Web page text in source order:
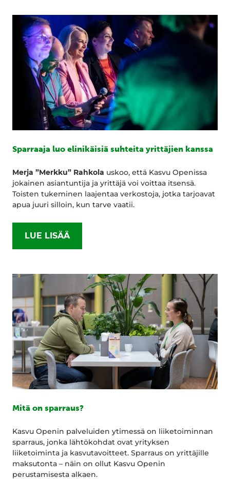
Sparraaja luo elinikäisiä suhteita yrittäjien kanssa
Merja ”Merkku” Rahkola uskoo, että Kasvu Openissa
jokainen asiantuntija ja yrittäjä voi voittaa itsensä.
Toisten tukeminen laajentaa verkostoja, jotka tarjoavat
apua juuri silloin, kun tarve vaatii.
LUE LISÄÄ
Mitä on sparraus?
Kasvu Openin palveluiden ytimessä on liiketoiminnan
sparraus, jonka lähtökohdat ovat yrityksen
liiketoiminta ja kasvutavoitteet. Sparraus on yrittäjille
maksutonta – näin on ollut Kasvu Openin
perustamisesta alkaen.